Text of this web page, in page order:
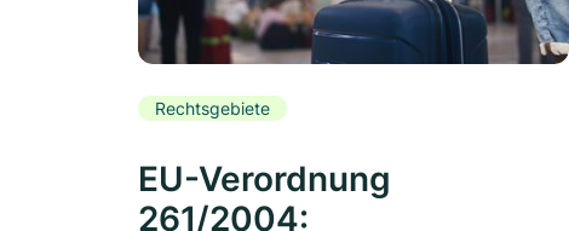
Rechtsgebiete
EU-Verordnung
261/2004: